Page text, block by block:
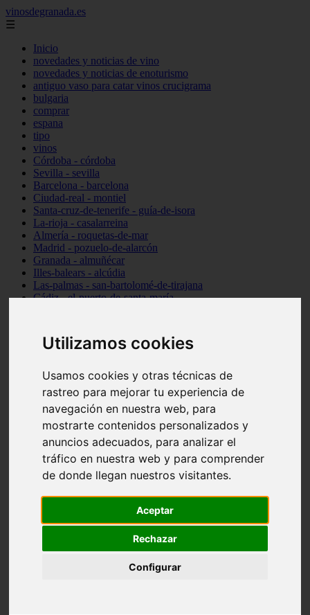
Utilizamos cookies
Usamos cookies y otras técnicas de
rastreo para mejorar tu experiencia de
navegación en nuestra web, para
mostrarte contenidos personalizados y
anuncios adecuados, para analizar el
tráfico en nuestra web y para comprender
de donde llegan nuestros visitantes.
Aceptar
Rechazar
Configurar
vinosdegranada.es
☰
Inicio
novedades y noticias de vino
novedades y noticias de enoturismo
antiguo vaso para catar vinos crucigrama
bulgaria
comprar
espana
tipo
vinos
Córdoba - córdoba
Sevilla - sevilla
Barcelona - barcelona
Ciudad-real - montiel
Santa-cruz-de-tenerife - guía-de-isora
La-rioja - casalarreina
Almería - roquetas-de-mar
Madrid - pozuelo-de-alarcón
Granada - almuñécar
Illes-balears - alcúdia
Las-palmas - san-bartolomé-de-tirajana
Cádiz - el-puerto-de-santa-maría
Santa-cruz-de-tenerife - los-llanos-de-aridane
Cantabria - suances
Granada - monachil
Huesca - isábena
Huesca - alquézar
Huesca - castejón-de-sos
Sevilla - marinaleda
Córdoba - almedinilla
Navarra - zangoza
Cantabria - arenas-de-iguña
Barcelona - la-pobla-de-lillet
Las-palmas - yaiza
Valladolid - fuensaldaña